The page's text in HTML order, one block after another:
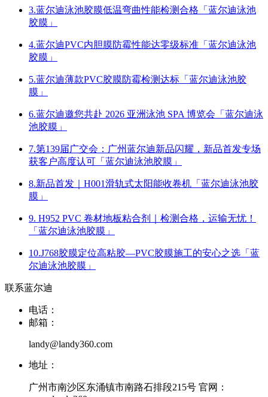
3.蓝尔迪泳池胶膜低温弯曲性能检测合格「蓝尔迪泳池
胶膜」
4.蓝尔迪PVC内胆膜防霉性能达零级标准「蓝尔迪泳池
胶膜」
5.蓝尔迪薄款PVC胶膜防霉检测达标「蓝尔迪泳池胶
膜」
6.蓝尔迪邀您共赴 2026 亚洲泳池 SPA 博览会「蓝尔迪泳
池胶膜」
7.第139届广交会：广州蓝尔迪新品闪耀，新品首发专场
获客户高度认可「蓝尔迪泳池胶膜」
8.新品首发｜H001滑轨式太阳能收卷机「蓝尔迪泳池胶
膜」
9. H952 PVC 卷材地板粘合剂｜检测合格，运输无忧！
「蓝尔迪泳池胶膜」
10.J768胶膜定位高粘胶—PVC胶膜施工的安心之选「蓝
尔迪泳池胶膜」
联系蓝尔迪
电话：
邮箱：
landy@landy360.com
地址：
广州市南沙区东涌镇市南路石排段215号 官网：